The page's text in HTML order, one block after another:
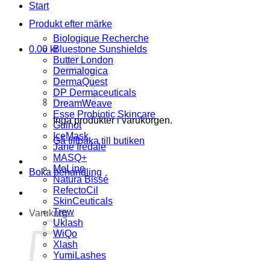
0.00 kr
Inga produkter i varukorgen.
Gå tillbaka till butiken
Boka behandling
Varukorg
Start
Produkt efter märke
Biologique Recherche
Bluestone Sunshields
Butter London
Dermalogica
DermaQuest
DP Dermaceuticals
DreamWeave
Esse Probiotic Skincare
Guinot
IceMask
Jane Iredale
MASQ+
MeLine
Natura Bissé
RefectoCil
SkinCeuticals
Trew
Uklash
WiQo
Xlash
YumiLashes